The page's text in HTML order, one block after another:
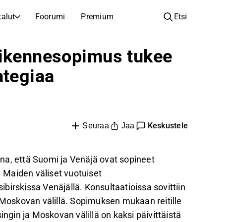
Foorumi Premium
Yhtiöt
Listautumiset
Yhtiökokouskutsut
Analyysikoulu
Salkunhaltijat
Etsi
tukee
Seuraa Jaa Keskustele
että Suomi ja Venäjä ovat sopineet
väliset vuotuiset
Venäjällä. Konsultaatioissa sovittiin
välillä. Sopimuksen mukaan reitille
ja Moskovan välillä on kaksi päivittäistä